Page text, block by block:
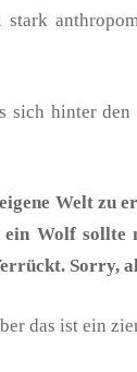
sich hinter
Welt zu
Wolf
Sorry,
das ist ein